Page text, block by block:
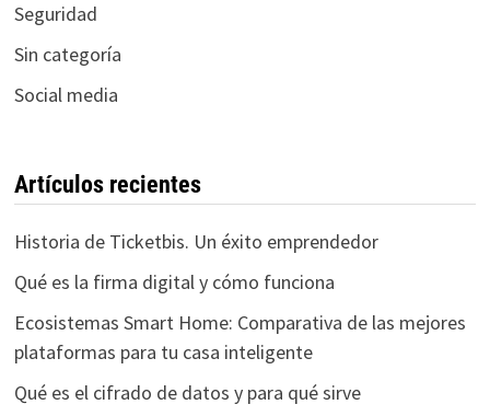
Seguridad
Sin categoría
Social media
Artículos recientes
Historia de Ticketbis. Un éxito emprendedor
Qué es la firma digital y cómo funciona
Ecosistemas Smart Home: Comparativa de las mejores
plataformas para tu casa inteligente
Qué es el cifrado de datos y para qué sirve